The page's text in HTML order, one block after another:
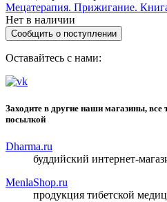
Мецатерапия. Прижигание.
Нет в наличии
Сообщить о поступлении
Оставайтесь с нами:
Заходите в другие наши магазины,
посылкой
Dharma.ru
буддийский интернет-
MenlaShop.ru
продукция тибетской